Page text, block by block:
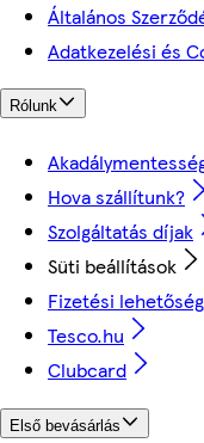
Általános
Adatkezelési és
Rólunk
Hova szállítunk?
Szolgáltatás díjak
Süti beállítások
Fizetési
Tesco.hu
Clubcard
Első bevásárlás